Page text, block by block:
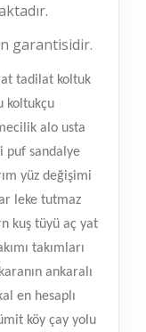
garantisidir.
tadilat koltuk
koltukçu
alo usta
puf sandalye
yüz değişimi
leke tutmaz
kuş tüyü aç yat
takımları
ankaralı
en hesaplı
köy çay yolu